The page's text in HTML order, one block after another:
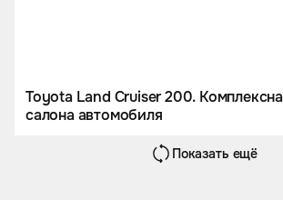
Toyota Land Cruiser 200.
салона автомобиля
Показать ещё